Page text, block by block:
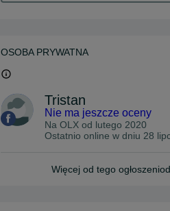
OSOBA PRYWATNA
Tristan
Nie ma jeszcze oceny
Na OLX od lutego 2020
Ostatnio online w dniu 28
Więcej od tego